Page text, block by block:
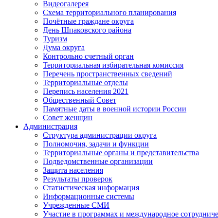
Видеогалерея
Схема территориального планирования
Почётные граждане округа
День Шпаковского района
Туризм
Дума округа
Контрольно счетный орган
Территориальная избирательная комиссия
Перечень пространственных сведений
Территориальные отделы
Перепись населения 2021
Общественный Совет
Памятные даты в военной истории России
Совет женщин
Администрация
Структура администрации округа
Полномочия, задачи и функции
Территориальные органы и представительства
Подведомственные организации
Защита населения
Результаты проверок
Статистическая информация
Информационные системы
Учрежденные СМИ
Участие в программах и международное